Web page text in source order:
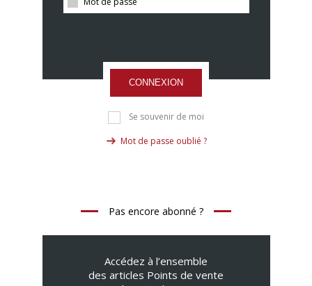
CONNEXION
Se souvenir de moi
Mot de passe oublié ?
Pas encore abonné ?
Accédez à l’ensemble
des articles Points de vente